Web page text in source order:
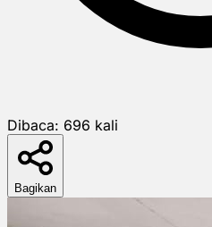
Dibaca: 696 kali
Bagikan